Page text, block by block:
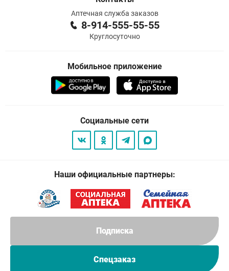
Подписка
Спецзаказ
Аптечная служба заказов
8-914-555-55-55
Круглосуточно
Мобильное приложение
Социальные сети
Наши официальные партнеры: